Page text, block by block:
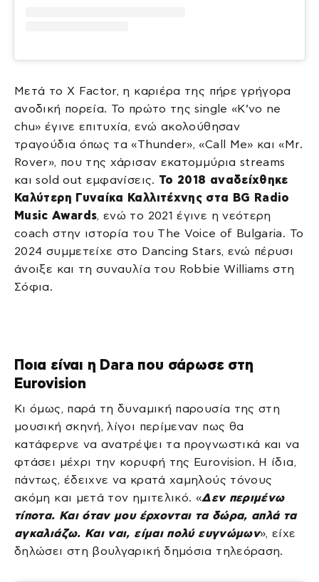
Μετά το X Factor, η καριέρα της πήρε γρήγορα
ανοδική πορεία. Το πρώτο της single «K’vo ne
chu» έγινε επιτυχία, ενώ ακολούθησαν
τραγούδια όπως τα «Thunder», «Call Me» και «Mr.
Rover», που της χάρισαν εκατομμύρια streams
και sold out εμφανίσεις. Το 2018 αναδείχθηκε
Καλύτερη Γυναίκα Καλλιτέχνης στα BG Radio
Music Awards, ενώ το 2021 έγινε η νεότερη
coach στην ιστορία του The Voice of Bulgaria. Το
2024 συμμετείχε στο Dancing Stars, ενώ πέρυσι
άνοιξε και τη συναυλία του Robbie Williams στη
Σόφια.
Ποια είναι η Dara που σάρωσε στη
Eurovision
Κι όμως, παρά τη δυναμική παρουσία της στη
μουσική σκηνή, λίγοι περίμεναν πως θα
κατάφερνε να ανατρέψει τα προγνωστικά και να
φτάσει μέχρι την κορυφή της Eurovision. Η ίδια,
πάντως, έδειχνε να κρατά χαμηλούς τόνους
ακόμη και μετά τον ημιτελικό. «Δεν περιμένω
τίποτα. Και όταν μου έρχονται τα δώρα, απλά τα
αγκαλιάζω. Και ναι, είμαι πολύ ευγνώμων», είχε
δηλώσει στη βουλγαρική δημόσια τηλεόραση.